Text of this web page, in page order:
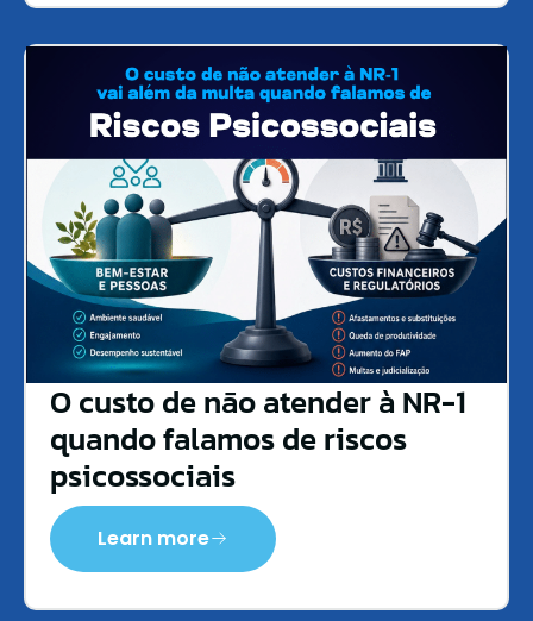
O custo de não atender à NR-1
quando falamos de riscos
psicossociais
Learn more